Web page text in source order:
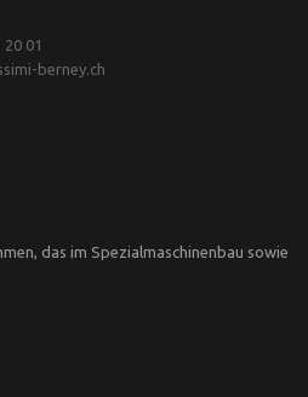
20 01
berney.ch
das im Spezialmaschinenbau sowie